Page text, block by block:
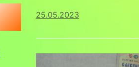
25.05.2023